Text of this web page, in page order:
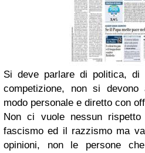
Si deve parlare di politica, di
competizione, non si
modo personale e diretto con
Non ci vuole nessun
fascismo ed il razzismo ma
opinioni, non le persone